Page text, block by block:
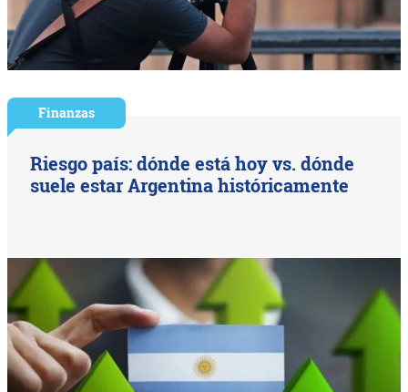
Finanzas
Riesgo país: dónde está hoy vs. dónde
suele estar Argentina históricamente